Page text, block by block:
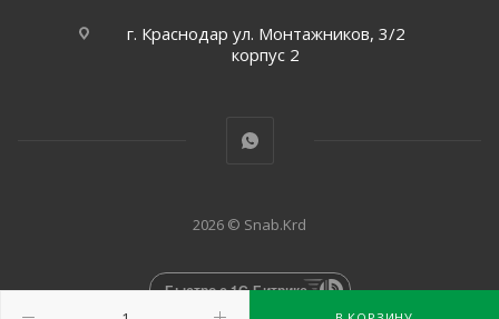
г. Краснодар ул. Монтажников, 3/2
корпус 2
2026 © Snab.Krd
Быстро с 1С-Битрикс